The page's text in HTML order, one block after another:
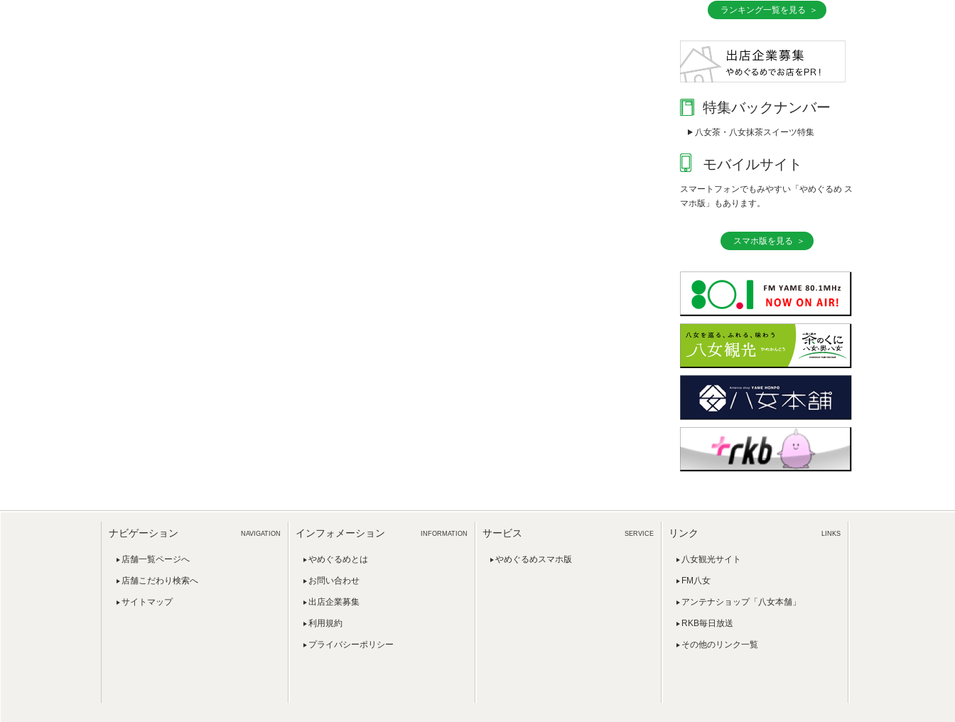
ランキング一覧を見る
特集バックナンバー
八女茶・八女抹茶スイーツ特集
モバイルサイト
スマートフォンでもみやすい「やめぐるめ ス
マホ版」もあります。
スマホ版を見る
ナビゲーション NAVIGATION
店舗一覧ページへ
店舗こだわり検索へ
サイトマップ
インフォメーション INFORMATION
やめぐるめとは
お問い合わせ
出店企業募集
利用規約
プライバシーポリシー
サービス SERVICE
やめぐるめスマホ版
リンク LINKS
八女観光サイト
FM八女
アンテナショップ「八女本舗」
RKB毎日放送
その他のリンク一覧